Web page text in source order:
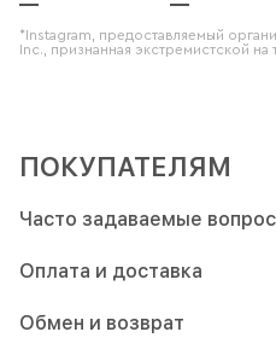
*Instagram, предоставляемый
Inc., признанная экстремистской
ПОКУПАТЕЛЯМ
Часто задаваемые
Оплата и доставка
Обмен и возврат